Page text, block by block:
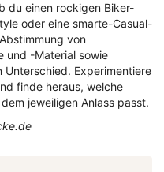
du einen rockigen Biker-
oder eine smarte-Casual-
von
und -Material sowie
Unterschied. Experimentiere
finde heraus, welche
jeweiligen Anlass passt.